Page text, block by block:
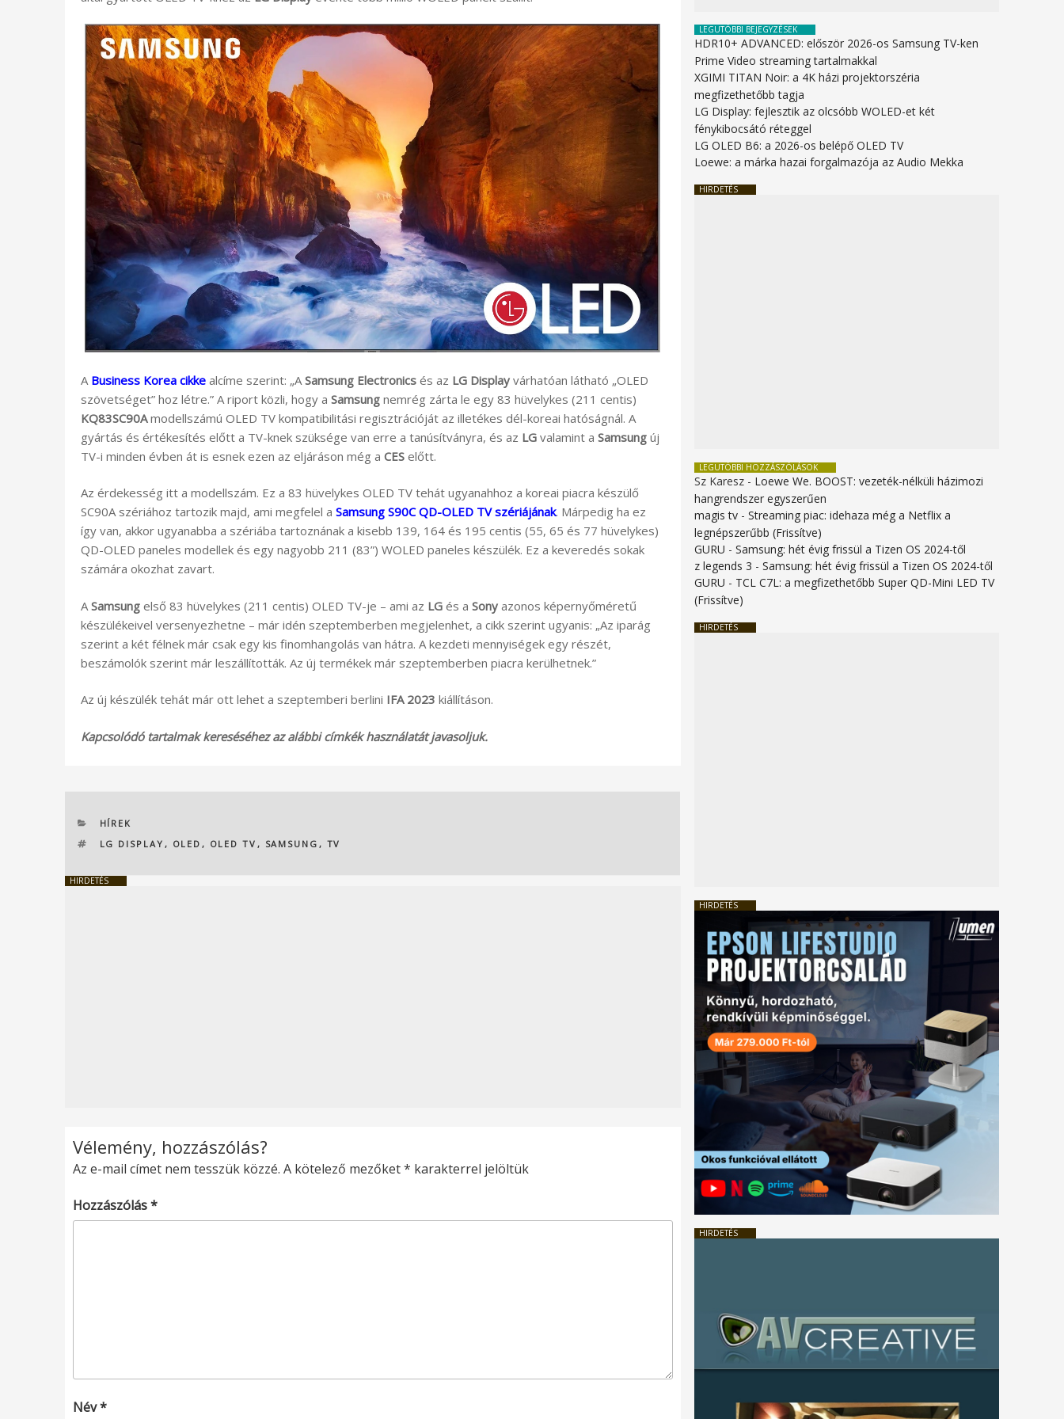
A Business Korea cikke alcíme szerint: „A Samsung Electronics és az LG Display várhatóan látható „OLED
szövetséget” hoz létre.” A riport közli, hogy a Samsung nemrég zárta le egy 83 hüvelykes (211 centis)
KQ83SC90Amodellszámú OLED TV kompatibilitási regisztrációját az illetékes dél-koreai hatóságnál. A
gyártás és értékesítés előtt a TV-knek szüksége van erre a tanúsítványra, és az LG valamint a Samsung új
TV-i minden évben át is esnek ezen az eljáráson még a CES előtt.
Az érdekesség itt a modellszám. Ez a 83 hüvelykes OLED TV tehát ugyanahhoz a koreai piacra készülő
SC90A szériához tartozik majd, ami megfelel a Samsung S90C QD-OLED TV szériájának. Márpedig ha ez
így van, akkor ugyanabba a szériába tartoznának a kisebb 139, 164 és 195 centis (55, 65 és 77 hüvelykes)
QD-OLED paneles modellek és egy nagyobb 211 (83”) WOLED paneles készülék. Ez a keveredés sokak
számára okozhat zavart.
A Samsung első 83 hüvelykes (211 centis) OLED TV-je – ami az LG és a Sony azonos képernyőméretű
készülékeivel versenyezhetne – már idén szeptemberben megjelenhet, a cikk szerint ugyanis: „Az iparág
szerint a két félnek már csak egy kis finomhangolás van hátra. A kezdeti mennyiségek egy részét,
beszámolók szerint már leszállították. Az új termékek már szeptemberben piacra kerülhetnek.”
Az új készülék tehát már ott lehet a szeptemberi berlini IFA 2023 kiállításon.
Kapcsolódó tartalmak kereséséhez az alábbi címkék használatát javasoljuk.
KATEGÓRIÁK
HÍREK
CÍMKÉK
LG DISPLAY , OLED , OLED TV , SAMSUNG , TV
HIRDETÉS
Vélemény, hozzászólás?
Az e-mail címet nem tesszük közzé. A kötelező mezőket* karakterrel jelöltük
Hozzászólás*
Név*
LEGUTÓBBI BEJEGYZÉSEK
HDR10+ ADVANCED: először 2026-os Samsung TV-ken
Prime Video streaming tartalmakkal
XGIMI TITAN Noir: a 4K házi projektorszéria
megfizethetőbb tagja
LG Display: fejlesztik az olcsóbb WOLED-et két
fénykibocsátó réteggel
LG OLED B6: a 2026-os belépő OLED TV
Loewe: a márka hazai forgalmazója az Audio Mekka
HIRDETÉS
LEGUTÓBBI HOZZÁSZÓLÁSOK
Sz Karesz - Loewe We. BOOST: vezeték-nélküli házimozi
hangrendszer egyszerűen
magis tv -Streaming piac: idehaza még a Netflix a
legnépszerűbb (Frissítve)
GURU -Samsung: hét évig frissül a Tizen OS 2024-től
z legends 3 -Samsung: hét évig frissül a Tizen OS 2024-től
GURU - TCL C7L: a megfizethetőbb Super QD-Mini LED TV
(Frissítve)
HIRDETÉS
HIRDETÉS
HIRDETÉS